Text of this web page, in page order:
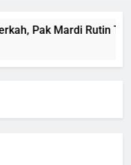
Pak Mardi Rutin